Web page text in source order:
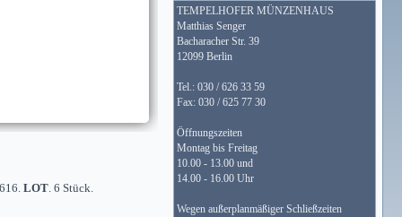
LOT. 6 Stück.
TEMPELHOFER MÜNZENHAUS
Matthias Senger
Bacharacher Str. 39
12099 Berlin
Tel.: 030 / 626 33 59
Fax: 030 / 625 77 30
Öffnungszeiten
Montag bis Freitag
10.00 - 13.00 und
14.00 - 16.00 Uhr
Wegen außerplanmäßiger Schließzeiten